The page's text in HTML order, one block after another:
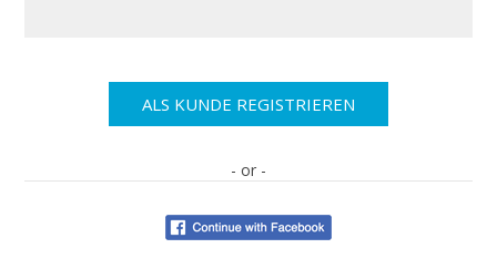
- or -